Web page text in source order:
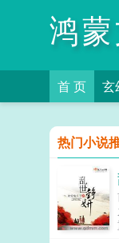
鸿
首 页 玄
热门小说